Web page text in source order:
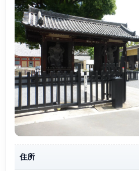
住所